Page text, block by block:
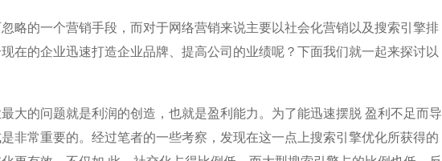
略的一个营销手段，而对于网络营销来说主要以社会化营销以及搜索引擎排
在的企业迅速打造企业品牌、提高公司的业绩呢？下面我们就一起来探讨以
大的问题就是利润的创造，也就是盈利能力。为了能迅速摆脱 盈利不足而导
非常重要的。经过笔者的一些考察，发现在这一点上搜索引擎优化所获得的